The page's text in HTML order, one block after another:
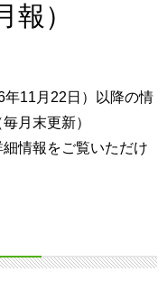
）
11月22日）以降の情
月末更新）
情報をご覧いただけ